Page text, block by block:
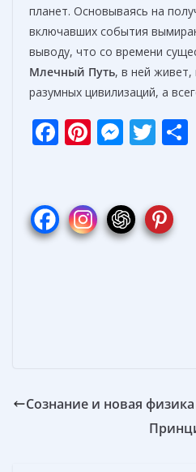
планет. Основываясь на
включавших события
выводу, что со времени
Млечный Путь, в ней живет,
разумных цивилизаций, а
F
b
o
Pi
e
st
M
e
n
T
er
Сознание и новая физика